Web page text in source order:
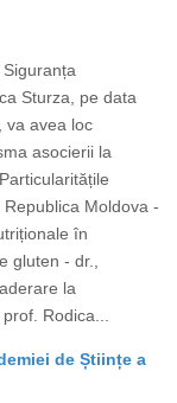
Sturza, pe data
va avea loc
asocierii la
Moldova -
în
gluten - dr.,
la
Rodica...
de Științe a